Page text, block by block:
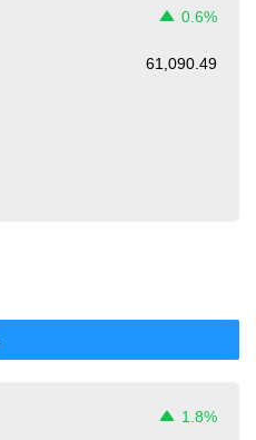
0.6%
61,090.49
1.8%